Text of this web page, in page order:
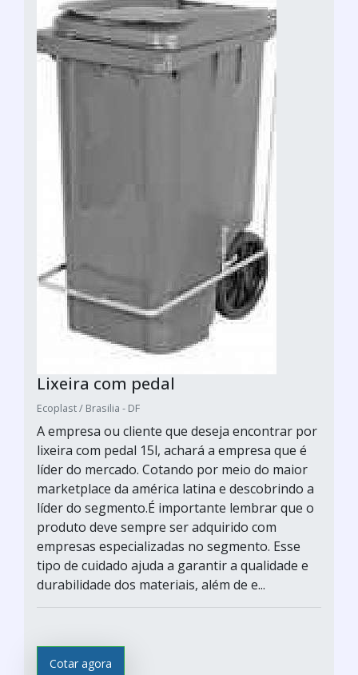
Lixeira com pedal
Ecoplast / Brasilia - DF
A empresa ou cliente que deseja encontrar por
lixeira com pedal 15l, achará a empresa que é
líder do mercado. Cotando por meio do maior
marketplace da américa latina e descobrindo a
líder do segmento.É importante lembrar que o
produto deve sempre ser adquirido com
empresas especializadas no segmento. Esse
tipo de cuidado ajuda a garantir a qualidade e
durabilidade dos materiais, além de e...
Cotar agora